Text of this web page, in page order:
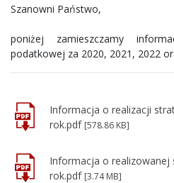
Szanowni Państwo,
poniżej zamieszczamy
podatkowej za 2020, 2021, 2022
Informacja o realizacji
rok.pdf [578.86 KB]
Informacja o realizowanej
rok.pdf [3.74 MB]